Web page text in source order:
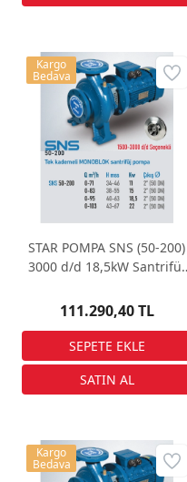
STAR POMPA SNS (50-200)
3000 d/d 18,5kW Santrifüj
111.290,40 TL
Kargo
Bedava
Kargo
Bedava